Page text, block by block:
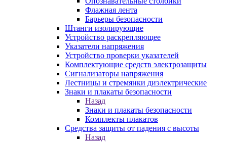
Флажная лента
Барьеры безопасности
Штанги изолирующие
Устройство раскрепляющее
Указатели напряжения
Устройство проверки указателей
Комплектующие средств электрозащиты
Сигнализаторы напряжения
Лестницы и стремянки диэлектрические
Знаки и плакаты безопасности
Назад
Знаки и плакаты безопасности
Комплекты плакатов
Средства защиты от падения с высоты
Назад